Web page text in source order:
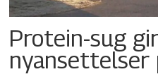
Protein-sug
nyansettelser